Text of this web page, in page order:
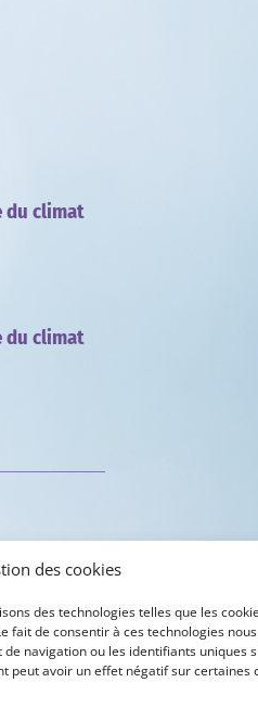
des cookies
des technologies telles que les
fait de consentir à ces technologies
navigation ou les identifiants uniques
peut avoir un effet négatif sur certaines
du climat
du climat